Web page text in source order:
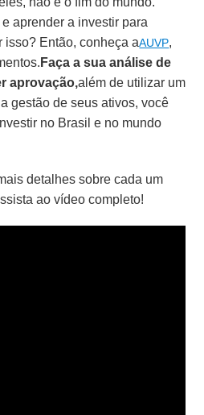
aprender a investir para
isso? Então, conheça aAUVP,
Faça a sua análise de
aprovação,além de utilizar um
gestão de seus ativos, você
no Brasil e no mundo
detalhes sobre cada um
ao vídeo completo!